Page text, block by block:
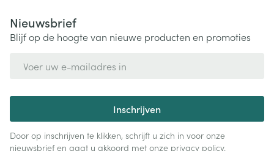
Nieuwsbrief
Blijf op de hoogte van nieuwe producten en promoties
Inschrijven
Door op inschrijven te klikken, schrijft u zich in voor onze
nieuwsbrief en gaat u akkoord met onze privacy policy.